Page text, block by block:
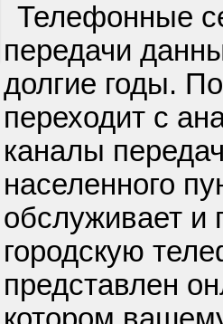
Телефонные
передачи
долгие годы.
переходит с
каналы
населенного
обслуживает и
городскую
представлен